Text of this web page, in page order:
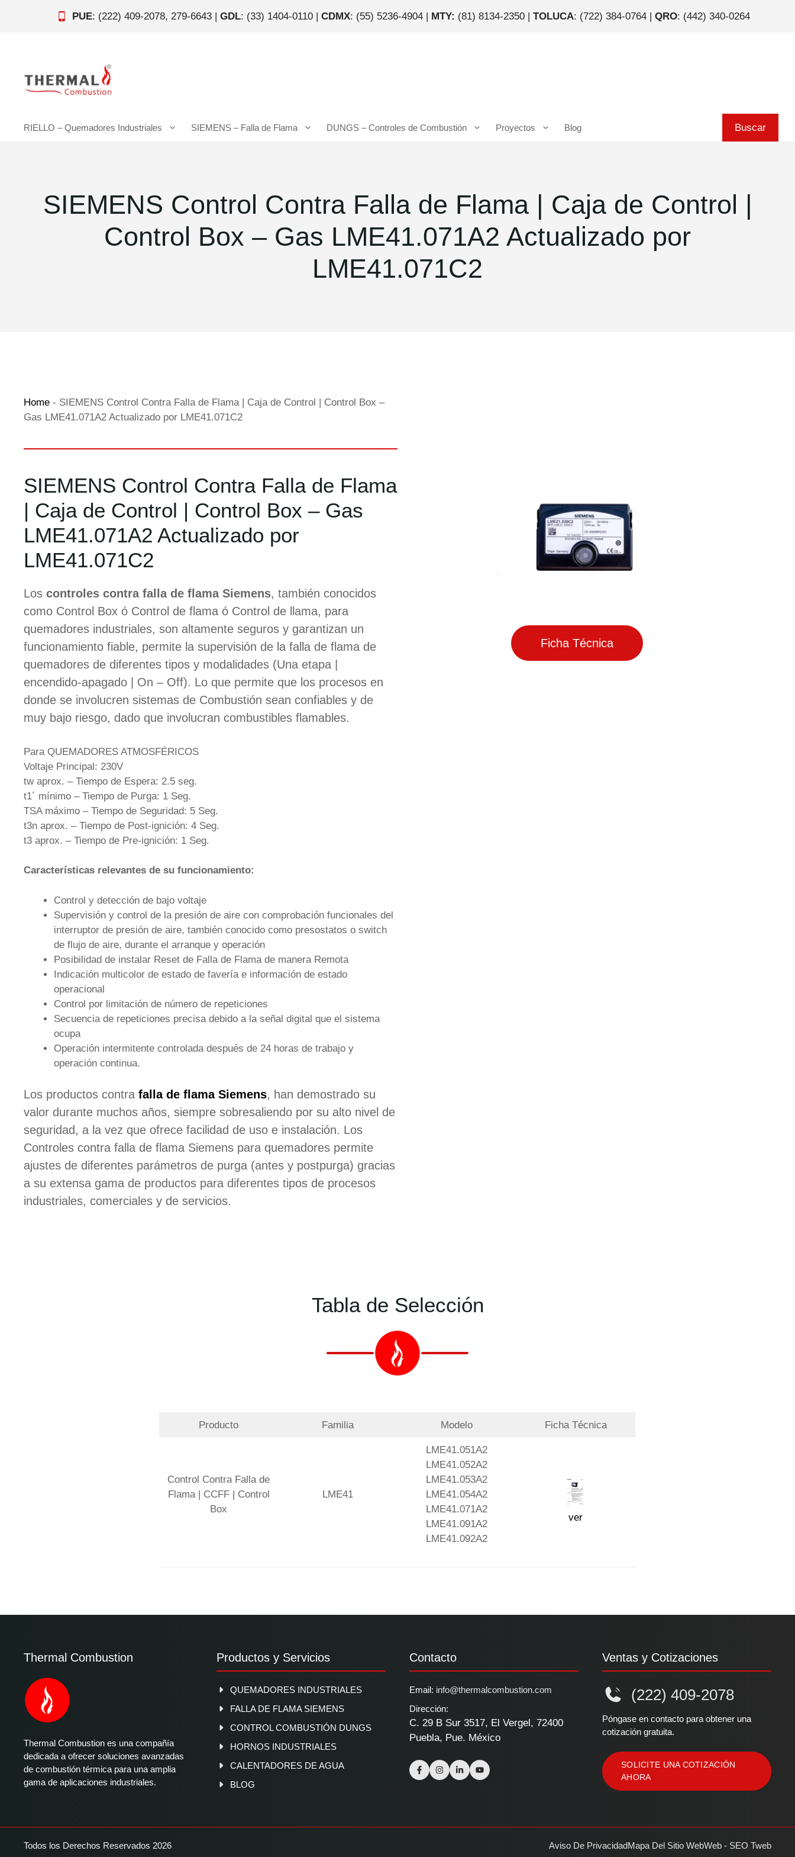
PUE: (222) 409-2078, 279-6643 | GDL: (33) 1404-0110 | CDMX: (55) 5236-4904 | MTY: (81) 8134-2350 | TOLUCA: (722) 384-0764 | QRO: (442) 340-0264
RIELLO – Quemadores Industriales SIEMENS – Falla de Flama DUNGS – Controles de Combustión Proyectos Blog Buscar
SIEMENS Control Contra Falla de Flama | Caja de Control |
Control Box – Gas LME41.071A2 Actualizado por
LME41.071C2
Home - SIEMENS Control Contra Falla de Flama | Caja de Control | Control Box –
Gas LME41.071A2 Actualizado por LME41.071C2
SIEMENS Control Contra Falla de Flama
| Caja de Control | Control Box – Gas
LME41.071A2 Actualizado por
LME41.071C2
Los controles contra falla de flama Siemens, también conocidos
como Control Box ó Control de flama ó Control de llama, para
quemadores industriales, son altamente seguros y garantizan un
funcionamiento fiable, permite la supervisión de la falla de flama de
quemadores de diferentes tipos y modalidades (Una etapa |
encendido-apagado | On – Off). Lo que permite que los procesos en
donde se involucren sistemas de Combustión sean confiables y de
muy bajo riesgo, dado que involucran combustibles flamables.
Para QUEMADORES ATMOSFÉRICOS
Voltaje Principal: 230V
tw aprox. – Tiempo de Espera: 2.5 seg.
t1´ mínimo – Tiempo de Purga: 1 Seg.
TSA máximo – Tiempo de Seguridad: 5 Seg.
t3n aprox. – Tiempo de Post-ignición: 4 Seg.
t3 aprox. – Tiempo de Pre-ignición: 1 Seg.
Características relevantes de su funcionamiento:
Control y detección de bajo voltaje
Supervisión y control de la presión de aire con comprobación funcionales del
interruptor de presión de aire, también conocido como presostatos o switch
de flujo de aire, durante el arranque y operación
Posibilidad de instalar Reset de Falla de Flama de manera Remota
Indicación multicolor de estado de favería e información de estado
operacional
Control por limitación de número de repeticiones
Secuencia de repeticiones precisa debido a la señal digital que el sistema
ocupa
Operación intermitente controlada después de 24 horas de trabajo y
operación continua.
Los productos contra falla de flama Siemens, han demostrado su
valor durante muchos años, siempre sobresaliendo por su alto nivel de
seguridad, a la vez que ofrece facilidad de uso e instalación. Los
Controles contra falla de flama Siemens para quemadores permite
ajustes de diferentes parámetros de purga (antes y postpurga) gracias
a su extensa gama de productos para diferentes tipos de procesos
industriales, comerciales y de servicios.
Ficha Técnica
Tabla de Selección
Producto Familia Modelo Ficha Técnica
Control Contra Falla de
Flama | CCFF | Control
Box
LME41
LME41.051A2
LME41.052A2
LME41.053A2
LME41.054A2
LME41.071A2
LME41.091A2
LME41.092A2
ver
Thermal Combustion
Thermal Combustion es una compañía
dedicada a ofrecer soluciones avanzadas
de combustión térmica para una amplia
gama de aplicaciones industriales.
Productos y Servicios
QUEMADORES INDUSTRIALES
FALLA DE FLAMA SIEMENS
CONTROL COMBUSTIÓN DUNGS
HORNOS INDUSTRIALES
CALENTADORES DE AGUA
BLOG
Contacto
Email: info@thermalcombustion.com
Dirección:
C. 29 B Sur 3517, El Vergel, 72400
Puebla, Pue. México
Ventas y Cotizaciones
(222) 409-2078
Póngase en contacto para obtener una
cotización gratuita.
SOLICITE UNA COTIZACIÓN
AHORA
Todos los Derechos Reservados 2026 Aviso De PrivacidadMapa Del Sitio WebWeb - SEO Tweb